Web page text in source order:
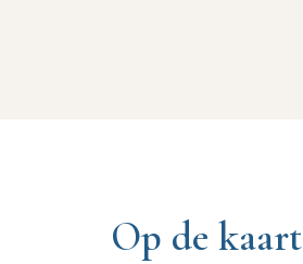
Op de kaart